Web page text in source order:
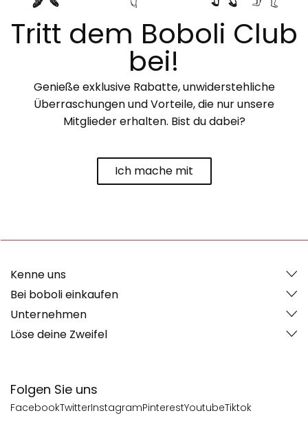
Tritt dem Boboli Club
bei!
Genieße exklusive Rabatte, unwiderstehliche
Überraschungen und Vorteile, die nur unsere
Mitglieder erhalten. Bist du dabei?
Ich mache mit
Folgen Sie uns
FacebookTwitterInstagramPinterestYoutubeTiktok
Kenne uns
Bei boboli einkaufen
Unternehmen
Löse deine Zweifel